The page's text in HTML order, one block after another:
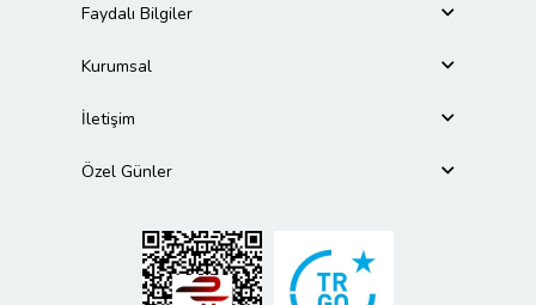
Faydalı Bilgiler
Kurumsal
İletişim
Özel Günler